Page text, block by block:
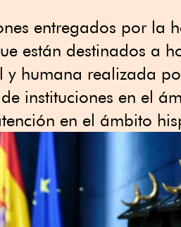
entregados por la
están destinados a
y humana realizada
instituciones en el
en el ámbito